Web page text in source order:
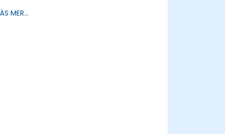
applikationer i AWS Cloud9.
MER...